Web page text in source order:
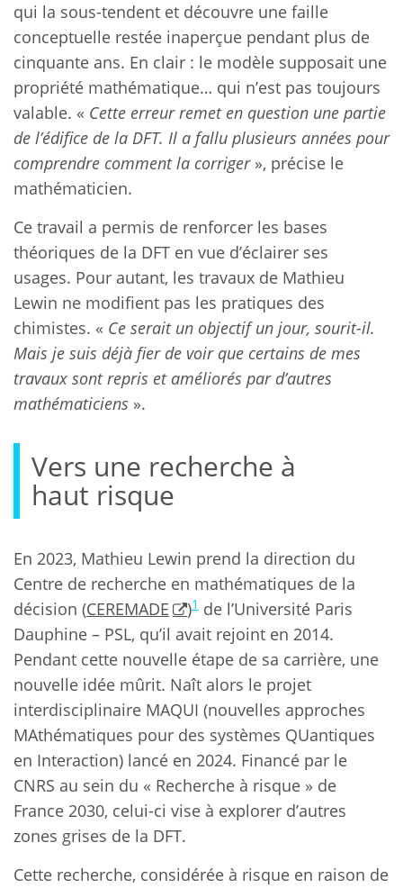
qui la sous-tendent et découvre une faille
conceptuelle restée inaperçue pendant plus de
cinquante ans. En clair : le modèle supposait une
propriété mathématique… qui n’est pas toujours
valable. « Cette erreur remet en question une partie
de l’édifice de la DFT. Il a fallu plusieurs années pour
comprendre comment la corriger», précise le
mathématicien.
Ce travail a permis de renforcer les bases
théoriques de la DFT en vue d’éclairer ses
usages. Pour autant, les travaux de Mathieu
Lewin ne modifient pas les pratiques des
chimistes. « Ce serait un objectif un jour, sourit-il.
Mais je suis déjà fier de voir que certains de mes
travaux sont repris et améliorés par d’autres
mathématiciens ».
Vers une recherche à
haut risque
En 2023, Mathieu Lewin prend la direction du
Centre de recherche en mathématiques de la
décision (CEREMADE )1 de l’Université Paris
Dauphine – PSL, qu’il avait rejoint en 2014.
Pendant cette nouvelle étape de sa carrière, une
nouvelle idée mûrit. Naît alors le projet
interdisciplinaire MAQUI (nouvelles approches
MAthématiques pour des systèmes QUantiques
en Interaction) lancé en 2024. Financé par le
CNRS au sein du « Recherche à risque » de
France 2030, celui-ci vise à explorer d’autres
zones grises de la DFT.
Cette recherche, considérée à risque en raison de